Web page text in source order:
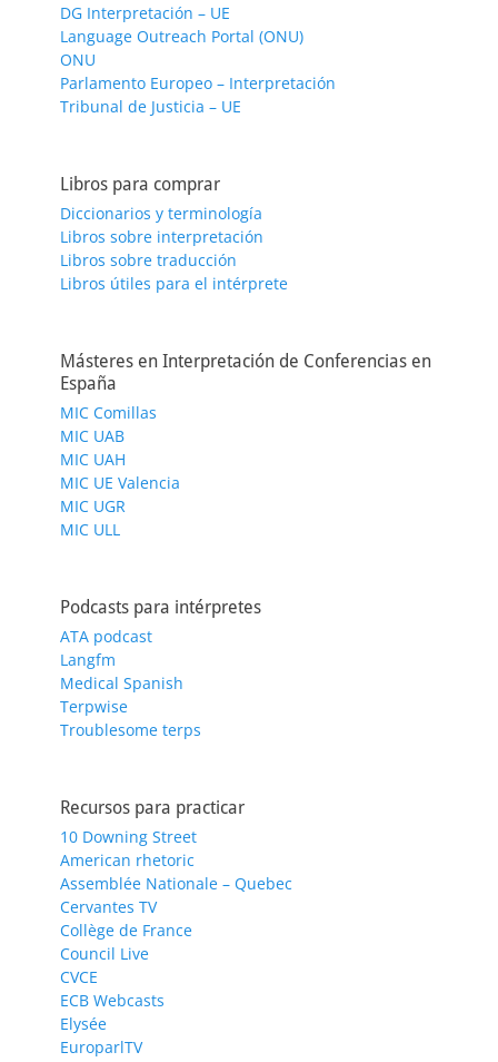
DG Interpretación – UE
Language Outreach Portal (ONU)
ONU
Parlamento Europeo – Interpretación
Tribunal de Justicia – UE
Libros para comprar
Diccionarios y terminología
Libros sobre interpretación
Libros sobre traducción
Libros útiles para el intérprete
Másteres en Interpretación de Conferencias en
España
MIC Comillas
MIC UAB
MIC UAH
MIC UE Valencia
MIC UGR
MIC ULL
Podcasts para intérpretes
ATA podcast
Langfm
Medical Spanish
Terpwise
Troublesome terps
Recursos para practicar
10 Downing Street
American rhetoric
Assemblée Nationale – Quebec
Cervantes TV
Collège de France
Council Live
CVCE
ECB Webcasts
Elysée
EuroparlTV